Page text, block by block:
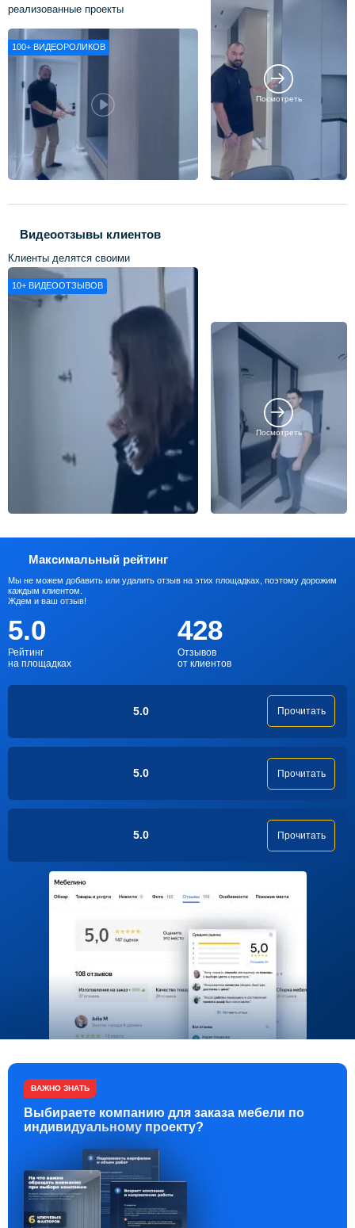
реализованные проекты
100+ ВИДЕОРОЛИКОВ
Посмотреть
Видеоотзывы клиентов
Клиенты делятся своими
впечатлениями о нашей работе
10+ ВИДЕООТЗЫВОВ
Посмотреть
Максимальный рейтинг
Мы не можем добавить или удалить отзыв на этих площадках, поэтому дорожим
каждым клиентом.
Ждем и ваш отзыв!
5.0
Рейтинг
на площадках
428
Отзывов
от клиентов
5.0 Прочитать
5.0 Прочитать
5.0 Прочитать
ВАЖНО ЗНАТЬ
Выбираете компанию для заказа мебели по
индивидуальному проекту?